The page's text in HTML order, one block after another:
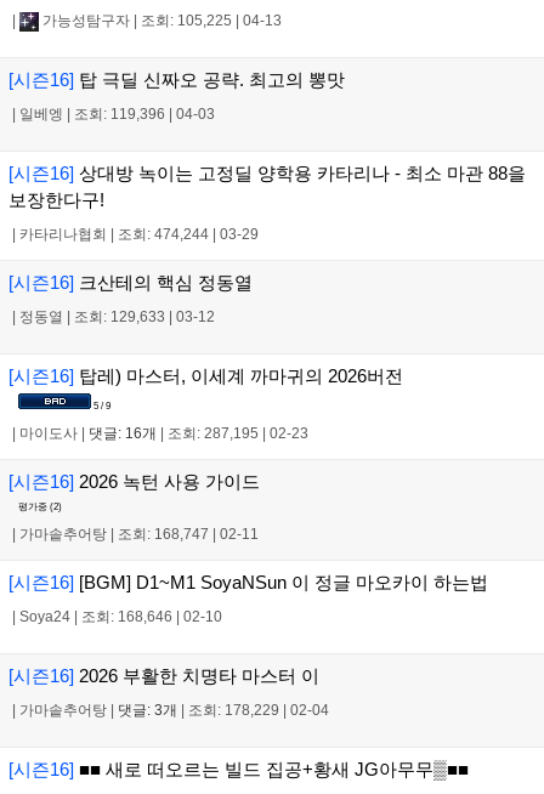
| 가능성탐구자 | 조회: 105,225 | 04-13
[시즌16] 탑 극딜 신짜오 공략. 최고의 뽕맛
| 일베엥 | 조회: 119,396 | 04-03
[시즌16] 상대방 녹이는 고정딜 양학용 카타리나 - 최소 마관 88을
보장한다구!
| 카타리나협회 | 조회: 474,244 | 03-29
[시즌16] 크산테의 핵심 정동열
| 정동열 | 조회: 129,633 | 03-12
[시즌16] 탑레) 마스터, 이세계 까마귀의 2026버전
5 / 9
마이도사 댓글: 16개 조회: 287,195 02-23
[시즌16] 2026 녹턴 사용 가이드
평가중 (2)
가마솥추어탕 조회: 168,747 02-11
[시즌16] [BGM] D1~M1 SoyaNSun 이 정글 마오카이 하는법
Soya24 조회: 168,646 02-10
[시즌16] 2026 부활한 치명타 마스터 이
가마솥추어탕 댓글: 3개 조회: 178,229 02-04
[시즌16] ■■ 새로 떠오르는 빌드 집공+황새 JG아무무▒■■